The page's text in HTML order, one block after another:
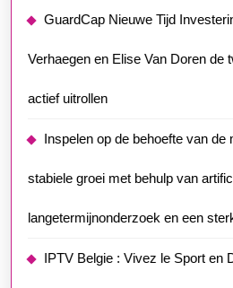
GuardCap Nieuwe Tijd
Verhaegen en Elise Van Doren de
actief uitrollen
Inspelen op de behoefte van de
stabiele groei met behulp van
langetermijnonderzoek en een
IPTV Belgie : Vivez le Sport en